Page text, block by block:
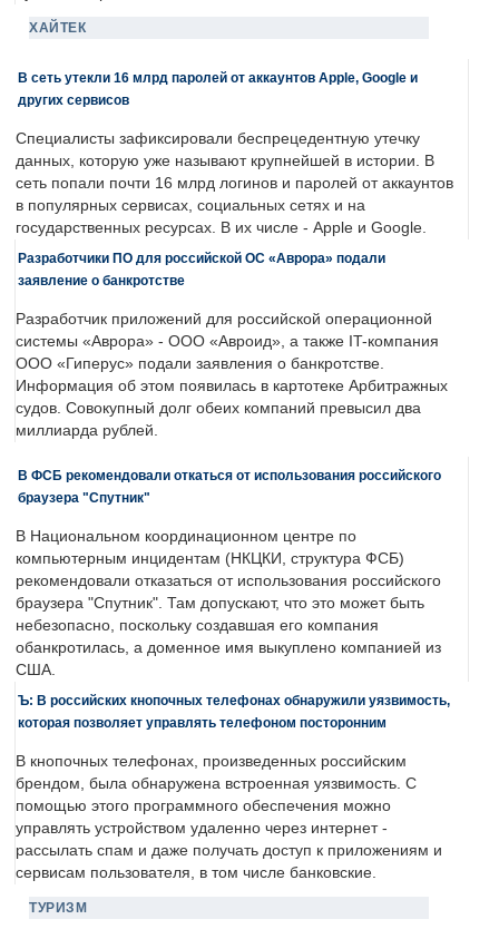
ХАЙТЕК
В сеть утекли 16 млрд паролей от аккаунтов Apple, Google и
других сервисов
Специалисты зафиксировали беспрецедентную утечку
данных, которую уже называют крупнейшей в истории. В
сеть попали почти 16 млрд логинов и паролей от аккаунтов
в популярных сервисах, социальных сетях и на
государственных ресурсах. В их числе - Apple и Google.
Разработчики ПО для российской ОС «Аврора» подали
заявление о банкротстве
Разработчик приложений для российской операционной
системы «Аврора» - ООО «Авроид», а также IT-компания
ООО «Гиперус» подали заявления о банкротстве.
Информация об этом появилась в картотеке Арбитражных
судов. Совокупный долг обеих компаний превысил два
миллиарда рублей.
В ФСБ рекомендовали откаться от использования российского
браузера "Спутник"
В Национальном координационном центре по
компьютерным инцидентам (НКЦКИ, структура ФСБ)
рекомендовали отказаться от использования российского
браузера "Спутник". Там допускают, что это может быть
небезопасно, поскольку создавшая его компания
обанкротилась, а доменное имя выкуплено компанией из
США.
Ъ: В российских кнопочных телефонах обнаружили уязвимость,
которая позволяет управлять телефоном посторонним
В кнопочных телефонах, произведенных российским
брендом, была обнаружена встроенная уязвимость. С
помощью этого программного обеспечения можно
управлять устройством удаленно через интернет -
рассылать спам и даже получать доступ к приложениям и
сервисам пользователя, в том числе банковские.
ТУРИЗМ